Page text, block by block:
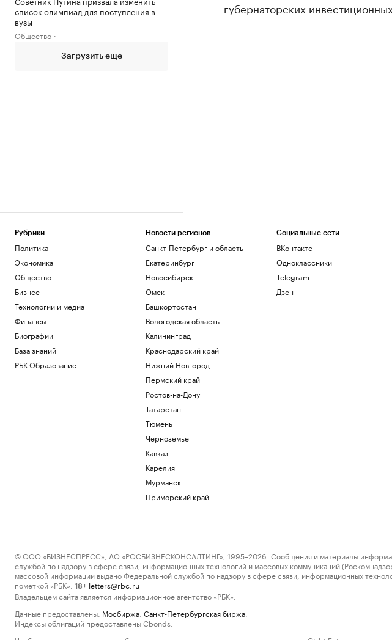
список олимпиад для поступления в
вузы
Общество
Загрузить еще
губернаторских
Рубрики
Политика
Экономика
Общество
Бизнес
Технологии и медиа
Финансы
Биографии
База знаний
РБК Образование
Новости регионов
Санкт-Петербург и область
Екатеринбург
Новосибирск
Омск
Башкортостан
Вологодская область
Калининград
Краснодарский край
Нижний Новгород
Пермский край
Ростов-на-Дону
Татарстан
Тюмень
Черноземье
Кавказ
Карелия
Мурманск
Приморский край
Социальные сети
ВКонтакте
Одноклассники
Telegram
Дзен
© ООО «БИЗНЕСПРЕСС», АО «РОСБИЗНЕСКОНСАЛТИНГ», 1995–2026. Сообщения и материалы
службой по надзору в сфере связи, информационных технологий и массовых коммуникаций
массовой информации выдано Федеральной службой по надзору в сфере связи, информационных
пометкой «РБК».
18+ letters@rbc.ru
Владельцем сайта является информационное агентство «РБК».
Данные предоставлены: Мосбиржа Санкт-Петербургская биржа
Индексы облигаций предоставлены Cbonds.